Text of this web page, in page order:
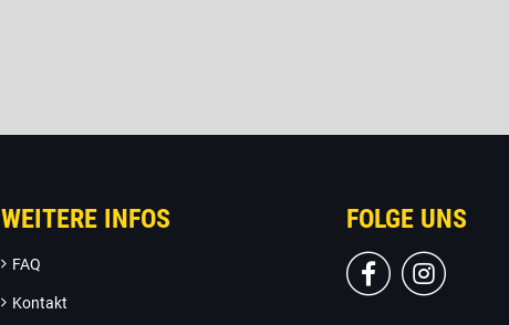
WEITERE INFOS
FAQ
Kontakt
FOLGE UNS